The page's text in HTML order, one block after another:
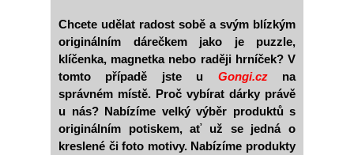
Chcete udělat radost sobě a svým blízkým
originálním dárečkem jako je puzzle,
klíčenka, magnetka nebo raději hrníček? V
tomto případě jste u Gongi.cz
na
správném místě. Proč vybírat dárky právě
u nás? Nabízíme velký výběr produktů s
originálním potiskem, ať už se jedná o
kreslené či foto motivy. Nabízíme produkty